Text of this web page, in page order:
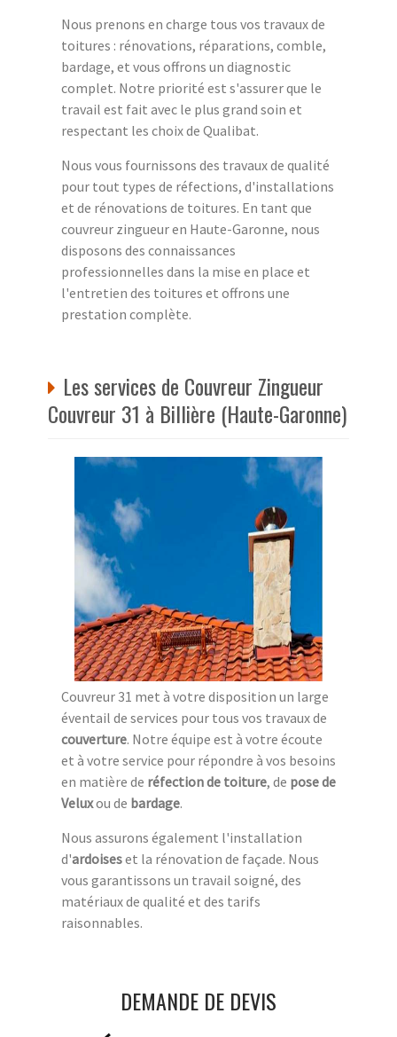
Nous prenons en charge tous vos travaux de
toitures : rénovations, réparations, comble,
bardage, et vous offrons un diagnostic
complet. Notre priorité est s'assurer que le
travail est fait avec le plus grand soin et
respectant les choix de Qualibat.
Nous vous fournissons des travaux de qualité
pour tout types de réfections, d'installations
et de rénovations de toitures. En tant que
couvreur zingueur en Haute-Garonne, nous
disposons des connaissances
professionnelles dans la mise en place et
l'entretien des toitures et offrons une
prestation complète.
Les services de Couvreur Zingueur
Couvreur 31 à Billière (Haute-Garonne)
Couvreur 31 met à votre disposition un large
éventail de services pour tous vos travaux de
couverture. Notre équipe est à votre écoute
et à votre service pour répondre à vos besoins
en matière de réfection de toiture, de pose de
Veluxou de bardage.
Nous assurons également l'installation
d'ardoiseset la rénovation de façade. Nous
vous garantissons un travail soigné, des
matériaux de qualité et des tarifs
raisonnables.
DEMANDE DE DEVIS